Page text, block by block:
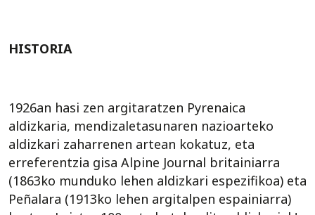
HISTORIA
1926an hasi zen argitaratzen Pyrenaica
aldizkaria, mendizaletasunaren nazioarteko
aldizkari zaharrenen artean kokatuz, eta
erreferentzia gisa Alpine Journal britainiarra
(1863ko munduko lehen aldizkari espezifikoa) eta
Peñalara (1913ko lehen argitalpen espainiarra)